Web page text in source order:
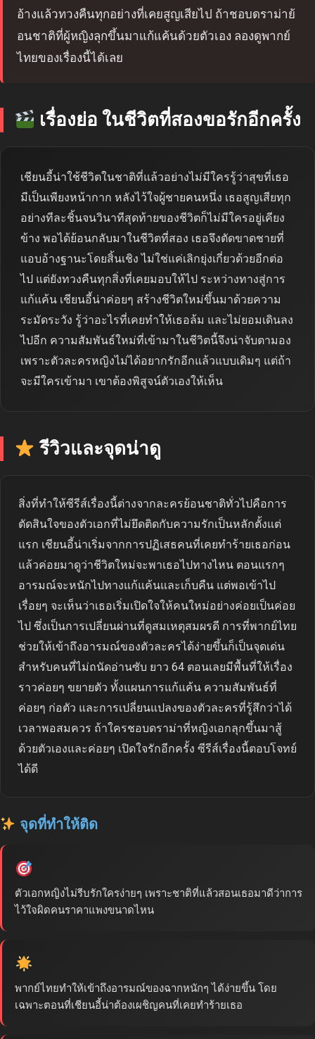
อ้างแล้วทวงคืนทุกอย่างที่เคยสูญเสียไป ถ้าชอบดราม่าย้
อนชาติที่ผู้หญิงลุกขึ้นมาแก้แค้นด้วยตัวเอง ลองดูพากย์
ไทยของเรื่องนี้ได้เลย
เรื่องย่อ ในชีวิตที่สองขอรักอีกครั้ง
เชียนอี้น่าใช้ชีวิตในชาติที่แล้วอย่างไม่มีใครรู้ว่าสุขที่เธอ
มีเป็นเพียงหน้ากาก หลังไว้ใจผู้ชายคนหนึ่ง เธอสูญเสียทุก
อย่างทีละชิ้นจนวินาทีสุดท้ายของชีวิตก็ไม่มีใครอยู่เคียง
ข้าง พอได้ย้อนกลับมาในชีวิตที่สอง เธอจึงตัดขาดชายที่
แอบอ้างฐานะโดยสิ้นเชิง ไม่ใช่แค่เลิกยุ่งเกี่ยวด้วยอีกต่อ
ไป แต่ยังทวงคืนทุกสิ่งที่เคยมอบให้ไป ระหว่างทางสู่การ
แก้แค้น เชียนอี้น่าค่อยๆ สร้างชีวิตใหม่ขึ้นมาด้วยความ
ระมัดระวัง รู้ว่าอะไรที่เคยทำให้เธอล้ม และไม่ยอมเดินลง
ไปอีก ความสัมพันธ์ใหม่ที่เข้ามาในชีวิตนี้จึงน่าจับตามอง
เพราะตัวละครหญิงไม่ได้อยากรักอีกแล้วแบบเดิมๆ แต่ถ้า
จะมีใครเข้ามา เขาต้องพิสูจน์ตัวเองให้เห็น
รีวิวและจุดน่าดู
สิ่งที่ทำให้ซีรีส์เรื่องนี้ต่างจากละครย้อนชาติทั่วไปคือการ
ตัดสินใจของตัวเอกที่ไม่ยึดติดกับความรักเป็นหลักตั้งแต่
แรก เชียนอี้น่าเริ่มจากการปฏิเสธคนที่เคยทำร้ายเธอก่อน
แล้วค่อยมาดูว่าชีวิตใหม่จะพาเธอไปทางไหน ตอนแรกๆ
อารมณ์จะหนักไปทางแก้แค้นและเก็บคืน แต่พอเข้าไป
เรื่อยๆ จะเห็นว่าเธอเริ่มเปิดใจให้คนใหม่อย่างค่อยเป็นค่อย
ไป ซึ่งเป็นการเปลี่ยนผ่านที่ดูสมเหตุสมผรดี การที่พากย์ไทย
ช่วยให้เข้าถึงอารมณ์ของตัวละครได้ง่ายขึ้นก็เป็นจุดเด่น
สำหรับคนที่ไม่ถนัดอ่านซับ ยาว 64 ตอนเลยมีพื้นที่ให้เรื่อง
ราวค่อยๆ ขยายตัว ทั้งแผนการแก้แค้น ความสัมพันธ์ที่
ค่อยๆ ก่อตัว และการเปลี่ยนแปลงของตัวละครที่รู้สึกว่าได้
เวลาพอสมควร ถ้าใครชอบดราม่าที่หญิงเอกลุกขึ้นมาสู้
ด้วยตัวเองและค่อยๆ เปิดใจรักอีกครั้ง ซีรีส์เรื่องนี้ตอบโจทย์
ได้ดี
จุดที่ทำให้ติด
ตัวเอกหญิงไม่รีบรักใครง่ายๆ เพราะชาติที่แล้วสอนเธอมาดีว่าการ
ไว้ใจผิดคนราคาแพงขนาดไหน
พากย์ไทยทำให้เข้าถึงอารมณ์ของฉากหนักๆ ได้ง่ายขึ้น โดย
เฉพาะตอนที่เชียนอี้น่าต้องเผชิญคนที่เคยทำร้ายเธอ